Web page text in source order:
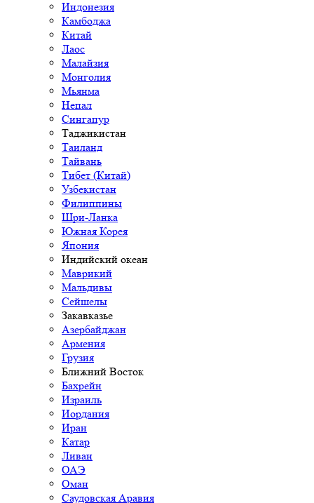
Индонезия
Камбоджа
Китай
Лаос
Малайзия
Монголия
Мьянма
Непал
Сингапур
Таджикистан
Таиланд
Тайвань
Тибет (Китай)
Узбекистан
Филиппины
Шри-Ланка
Южная Корея
Япония
Индийский океан
Маврикий
Мальдивы
Сейшелы
Закавказье
Азербайджан
Армения
Грузия
Ближний Восток
Бахрейн
Израиль
Иордания
Иран
Катар
Ливан
ОАЭ
Оман
Саудовская Аравия